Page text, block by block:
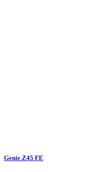
Genie Z45 FE